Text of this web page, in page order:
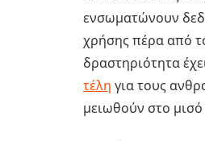
ενσωματώνουν
χρήσης πέρα ​​από
δραστηριότητα
τέλη για τους
μειωθούν στο μισό